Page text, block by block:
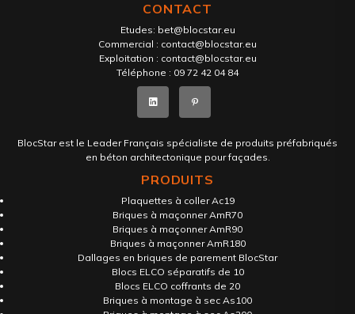
CONTACT
Etudes: bet@blocstar.eu
Commercial : contact@blocstar.eu
Exploitation : contact@blocstar.eu
Téléphone : 09 72 42 04 84
BlocStar est le Leader Français spécialiste de produits préfabriqués
en béton architectonique pour façades.
PRODUITS
Plaquettes à coller Ac19
Briques à maçonner AmR70
Briques à maçonner AmR90
Briques à maçonner AmR180
Dallages en briques de parement BlocStar
Blocs ELCO séparatifs de 10
Blocs ELCO coffrants de 20
Briques à montage à sec As100